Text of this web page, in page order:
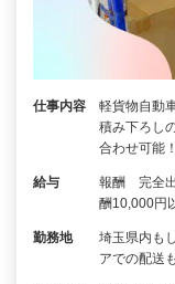
仕事内容
軽貨物自動
積み下ろし
合わせ可能
給与
報酬 完全出
酬10,000円
勤務地
埼玉県内も
アでの配送